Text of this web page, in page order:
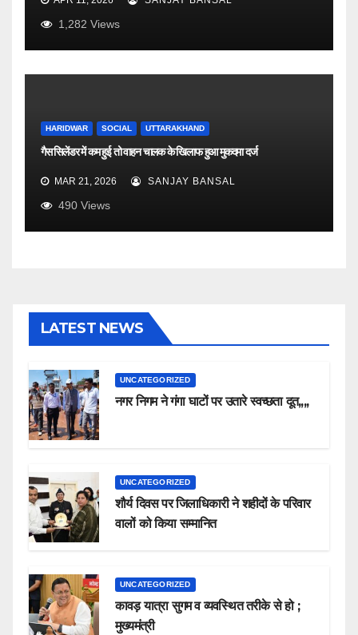
1,282 Views
HARIDWAR SOCIAL UTTARAKHAND
गैस सिलेंडर में कम हुई तो वाहन चालक के खिलाफ हुआ मुकदमा दर्ज
MAR 21, 2026 SANJAY BANSAL
490 Views
LATEST NEWS
UNCATEGORIZED
नगर निगम ने गंगा घाटों पर उतारे स्वच्छता दूत,,,,
UNCATEGORIZED
शौर्य दिवस पर जिलाधिकारी ने शहीदों के परिवार
वालों को किया सम्मानित
UNCATEGORIZED
कावड़ यात्रा सुगम व व्यवस्थित तरीके से हो ;
मुख्यमंत्री